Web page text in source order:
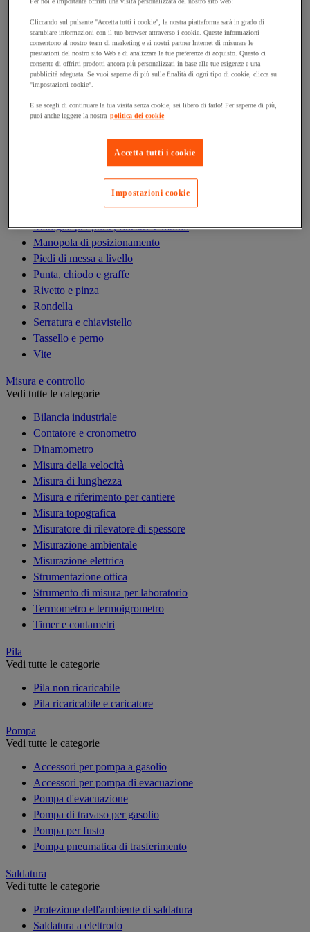
Antivibrazioni
Asta filettata
Boccola, inserto, molla e filetto riportato
Bullone
Calamita di fissaggio
Cardine, cerniera e bandella
Cerniera
Fascetta di serraggio
Ferramenta per l'arredamento
Giunto e clip circolare
Guarnizione per porte, finestre e cancelli
Maniglia per porte, finestre e mobili
Manopola di posizionamento
Piedi di messa a livello
Punta, chiodo e graffe
Rivetto e pinza
Rondella
Serratura e chiavistello
Tassello e perno
Vite
Misura e controllo
Vedi tutte le categorie
Bilancia industriale
Contatore e cronometro
Dinamometro
Misura della velocità
Misura di lunghezza
Misura e riferimento per cantiere
Misura topografica
Misuratore di rilevatore di spessore
Misurazione ambientale
Misurazione elettrica
Strumentazione ottica
Strumento di misura per laboratorio
Termometro e termoigrometro
Timer e contametri
Pila
Vedi tutte le categorie
Pila non ricaricabile
Pila ricaricabile e caricatore
Pompa
Vedi tutte le categorie
Accessori per pompa a gasolio
Accessori per pompa di evacuazione
Pompa d'evacuazione
Pompa di travaso per gasolio
Pompa per fusto
Pompa pneumatica di trasferimento
Saldatura
Vedi tutte le categorie
Protezione dell'ambiente di saldatura
Saldatura a elettrodo
Cliccando sul pulsante "Accetta tutti i cookie", la nostra piattaforma sarà in grado di
scambiare informazioni con il tuo browser attraverso i cookie. Queste informazioni
consentono al nostro team di marketing e ai nostri partner Internet di misurare le
prestazioni del nostro sito Web e di analizzare le tue preferenze di acquisto. Questo ci
consente di offrirti prodotti ancora più personalizzati in base alle tue esigenze e una
pubblicità adeguata. Se vuoi saperne di più sulle finalità di ogni tipo di cookie, clicca su
"impostazioni cookie".
E se scegli di continuare la tua visita senza cookie, sei libero di farlo! Per saperne di più,
puoi anche leggere la nostra politica dei cookie
Accetta tutti i cookie
Impostazioni cookie